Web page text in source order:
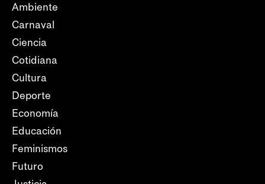
Ambiente
Carnaval
Ciencia
Cotidiana
Cultura
Deporte
Economía
Educación
Feminismos
Futuro